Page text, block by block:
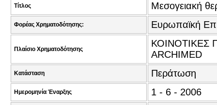
Τίτλος Μεσογειακή
Φορέας Χρηματοδότησης: Ευρωπαϊκή
Πλαίσιο Χρηματοδότησης
ΚΟΙΝΟΤΙΚΕΣ
ARCHIMED
Κατάσταση Περάτωση
Ημερομηνία Έναρξης 1 - 6 - 2006